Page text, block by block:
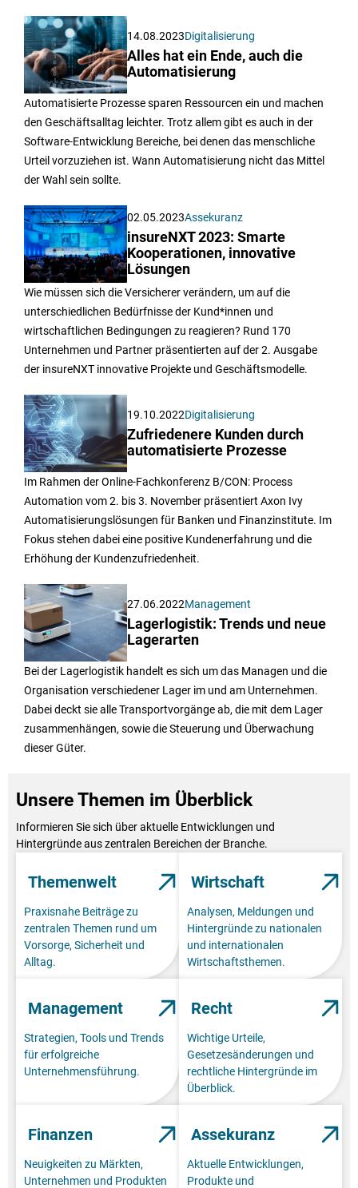
14.08.2023Digitalisierung
Alles hat ein Ende, auch die
Automatisierung
Automatisierte Prozesse sparen Ressourcen ein und machen
den Geschäftsalltag leichter. Trotz allem gibt es auch in der
Software-Entwicklung Bereiche, bei denen das menschliche
Urteil vorzuziehen ist. Wann Automatisierung nicht das Mittel
der Wahl sein sollte.
02.05.2023Assekuranz
insureNXT 2023: Smarte
Kooperationen, innovative
Lösungen
Wie müssen sich die Versicherer verändern, um auf die
unterschiedlichen Bedürfnisse der Kund*innen und
wirtschaftlichen Bedingungen zu reagieren? Rund 170
Unternehmen und Partner präsentierten auf der 2. Ausgabe
der insureNXT innovative Projekte und Geschäftsmodelle.
19.10.2022Digitalisierung
Zufriedenere Kunden durch
automatisierte Prozesse
Im Rahmen der Online-Fachkonferenz B/CON: Process
Automation vom 2. bis 3. November präsentiert Axon Ivy
Automatisierungslösungen für Banken und Finanzinstitute. Im
Fokus stehen dabei eine positive Kundenerfahrung und die
Erhöhung der Kundenzufriedenheit.
27.06.2022Management
Lagerlogistik: Trends und neue
Lagerarten
Bei der Lagerlogistik handelt es sich um das Managen und die
Organisation verschiedener Lager im und am Unternehmen.
Dabei deckt sie alle Transportvorgänge ab, die mit dem Lager
zusammenhängen, sowie die Steuerung und Überwachung
dieser Güter.
Unsere Themen im Überblick
Informieren Sie sich über aktuelle Entwicklungen und
Hintergründe aus zentralen Bereichen der Branche.
Themenwelt
Praxisnahe Beiträge zu
zentralen Themen rund um
Vorsorge, Sicherheit und
Alltag.
Wirtschaft
Analysen, Meldungen und
Hintergründe zu nationalen
und internationalen
Wirtschaftsthemen.
Management
Strategien, Tools und Trends
für erfolgreiche
Unternehmensführung.
Recht
Wichtige Urteile,
Gesetzesänderungen und
rechtliche Hintergründe im
Überblick.
Finanzen
Neuigkeiten zu Märkten,
Unternehmen und Produkten
Assekuranz
Aktuelle Entwicklungen,
Produkte und